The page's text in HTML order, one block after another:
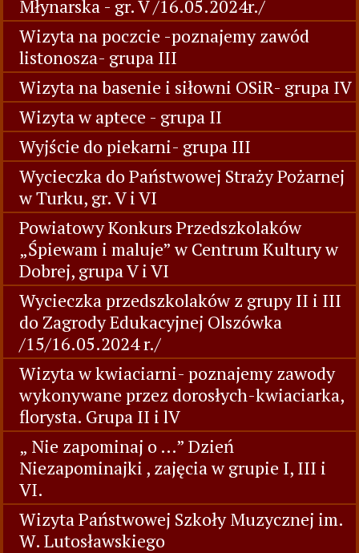
Młynarska - gr. V /16.05.2024r./
Wizyta na poczcie -poznajemy zawód
listonosza- grupa III
Wizyta na basenie i siłowni OSiR- grupa IV
Wizyta w aptece - grupa II
Wyjście do piekarni- grupa III
Wycieczka do Państwowej Straży Pożarnej
w Turku, gr. V i VI
Powiatowy Konkurs Przedszkolaków
„Śpiewam i maluje” w Centrum Kultury w
Dobrej, grupa V i VI
Wycieczka przedszkolaków z grupy II i III
do Zagrody Edukacyjnej Olszówka
/15/16.05.2024 r./
Wizyta w kwiaciarni- poznajemy zawody
wykonywane przez dorosłych-kwiaciarka,
florysta. Grupa II i lV
„ Nie zapominaj o …” Dzień
Niezapominajki , zajęcia w grupie I, III i
VI.
Wizyta Państwowej Szkoły Muzycznej im.
W. Lutosławskiego